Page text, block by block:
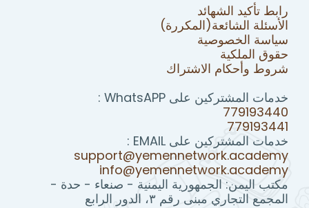
رابط تأكيد الشهائد
الأسئلة الشائعة(المكررة)
سياسة الخصوصية
حقوق الملكية
شروط وأحكام الاشتراك
خدمات المشتركين على WhatsAPP :
779193440
779193441
خدمات المشتركين على EMAIL :
support@yemennetwork.academy
info@yemennetwork.academy
مكتب اليمن: الجمهورية اليمنية - صنعاء - حدة -
المجمع التجاري مبنى رقم ٣، الدور الرابع